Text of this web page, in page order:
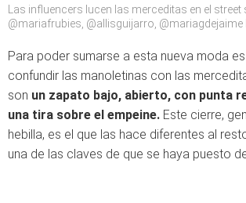
Las influencers lucen las merceditas en el street
@mariafrubies, @allisguijarro,
Para poder sumarse a esta nueva moda
confundir las manoletinas con las
son un zapato bajo, abierto, con punta
una tira sobre el empeine. Este cierre,
hebilla, es el que las hace diferentes al
una de las claves de que se haya puesto